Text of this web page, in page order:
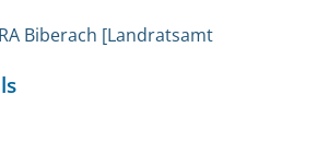
Biberach [Landratsamt